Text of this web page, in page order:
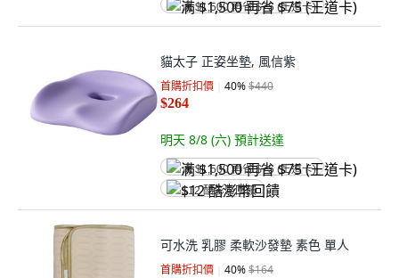
满 $1,500 再省 $75 (王道卡)
貓太子 正姿坐墊, 風信紫
首購折扣價 40%$440
$264
明天 8/8 (六) 預計送達
满 $1,500 再省 $75 (王道卡)
$12 酷澎幣回饋
可水洗 乳膠 柔軟沙發墊 素色 單人
首購折扣價 40%$164